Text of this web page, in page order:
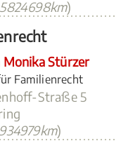
)
Stürzer
Familienrecht
Straße 5
)